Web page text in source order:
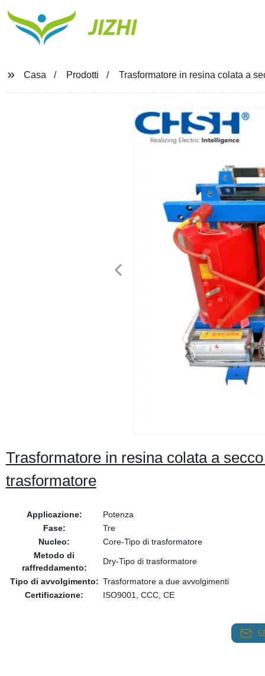
JIZHI
Casa Prodotti Trasformatore in resina colata a
Trasformatore in resina colata a
trasformatore
Applicazione:
Potenza
Fase:
Tre
Nucleo:
Core-Tipo di trasformatore
Metodo di
raffreddamento:
Dry-Tipo di trasformatore
Tipo di avvolgimento: Trasformatore a due avvolgimenti
Certificazione:
ISO9001, CCC, CE